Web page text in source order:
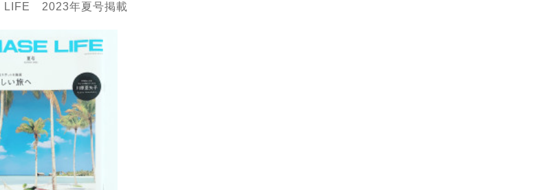
2023年夏号掲載